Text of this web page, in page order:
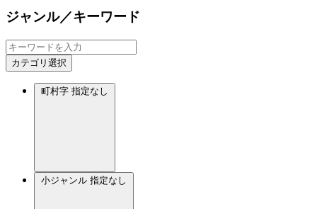
ジャンル／キーワード
カテゴリ選択
町村字 指定なし
小ジャンル 指定なし